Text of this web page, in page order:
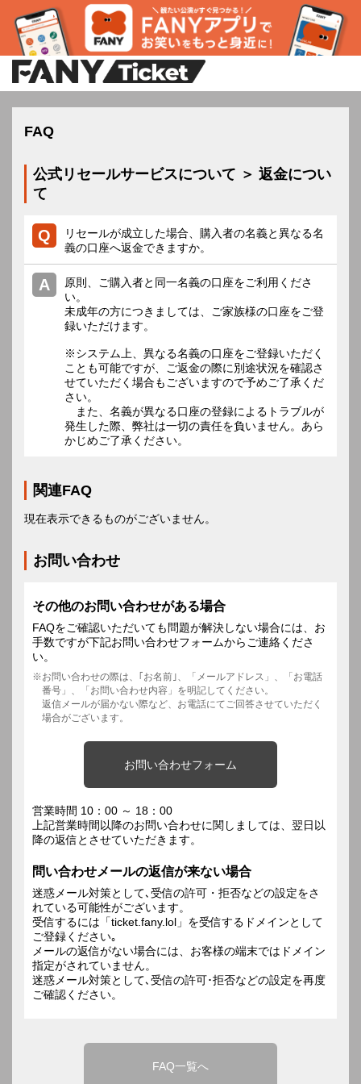
FAQ
公式リセールサービスについて ＞ 返金につい
て
リセールが成立した場合、購入者の名義と異なる名
義の口座へ返金できますか。
原則、ご購入者と同一名義の口座をご利用くださ
い。
未成年の方につきましては、ご家族様の口座をご登
録いただけます。
※システム上、異なる名義の口座をご登録いただく
ことも可能ですが、ご返金の際に別途状況を確認さ
せていただく場合もございますので予めご了承くだ
さい。
また、名義が異なる口座の登録によるトラブルが
発生した際、弊社は一切の責任を負いません。あら
かじめご了承ください。
関連FAQ
現在表示できるものがございません。
お問い合わせ
その他のお問い合わせがある場合
FAQをご確認いただいても問題が解決しない場合には、お
手数ですが下記お問い合わせフォームからご連絡くださ
い。
お問い合わせの際は、｢お名前｣、「メールアドレス」、「お電話
番号」、「お問い合わせ内容」を明記してください。
返信メールが届かない際など、お電話にてご回答させていただく
場合がございます。
お問い合わせフォーム
営業時間 10：00 ～ 18：00
上記営業時間以降のお問い合わせに関しましては、翌日以
降の返信とさせていただきます。
問い合わせメールの返信が来ない場合
迷惑メール対策として､受信の許可・拒否などの設定をさ
れている可能性がございます。
受信するには「ticket.fany.lol」を受信するドメインとして
ご登録ください｡
メールの返信がない場合には、お客様の端末ではドメイン
指定がされていません。
迷惑メール対策として､受信の許可･拒否などの設定を再度
ご確認ください。
FAQ一覧へ